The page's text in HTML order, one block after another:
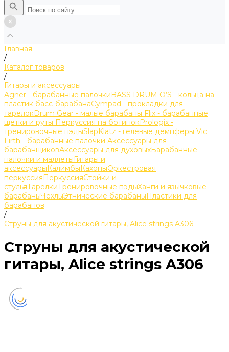
Главная
/
Каталог товаров
/
Гитары и аксессуары
Agner - барабанные палочкиBASS DRUM O’S - кольца на
пластик басс-барабанаCympad - прокладки для
тарелокDrum Gear - малые барабаны Flix - барабанные
щетки и руты Перкуссия на ботинокPrologix -
тренировочные пэдыSlapKlatz - гелевые демпферы Vic
Firth - барабанные палочки Аксессуары для
барабанщиковАксессуары для духовыхБарабанные
палочки и маллетыГитары и
аксессуарыКалимбыКахоныОркестровая
перкуссияПеркуссияСтойки и
стульяТарелкиТренировочные пэдыХанги и язычковые
барабаныЧехлыЭтнические барабаныПластики для
барабанов
/
Струны для акустической гитары, Alice strings A306
Струны для акустической
гитары, Alice strings A306